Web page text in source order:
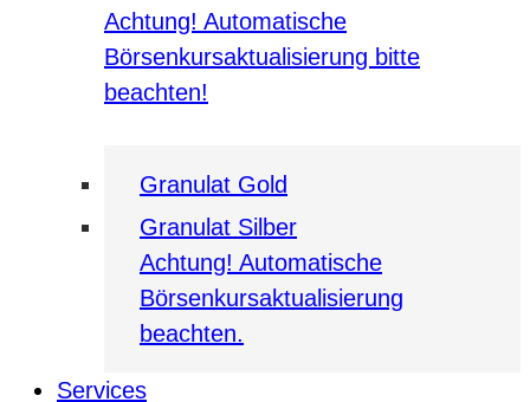
Achtung! Automatische
Börsenkursaktualisierung bitte
beachten!
Granulat Gold
Granulat Silber
Achtung! Automatische
Börsenkursaktualisierung
beachten.
Services